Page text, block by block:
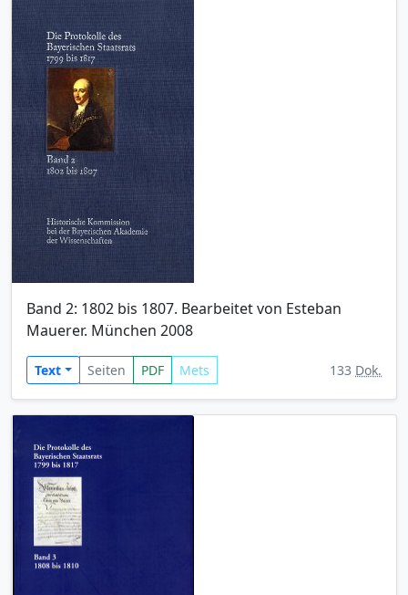
Band 2: 1802 bis 1807. Bearbeitet von Esteban
Mauerer. München 2008
Text Seiten PDF Mets 133 Dok.